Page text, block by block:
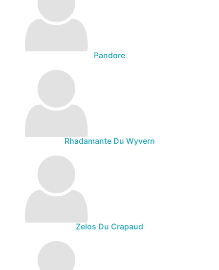
Pandore
Rhadamante Du Wyvern
Zelos Du Crapaud